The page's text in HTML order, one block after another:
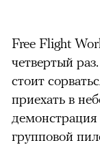
Free Flight
четвертый
стоит
приехать в
групповой